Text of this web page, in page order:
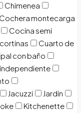
Chimenea
Cochera montecarga
Cocina semi
Cuarto de
con baño
Jacuzzi
Jardin
Kitchenette